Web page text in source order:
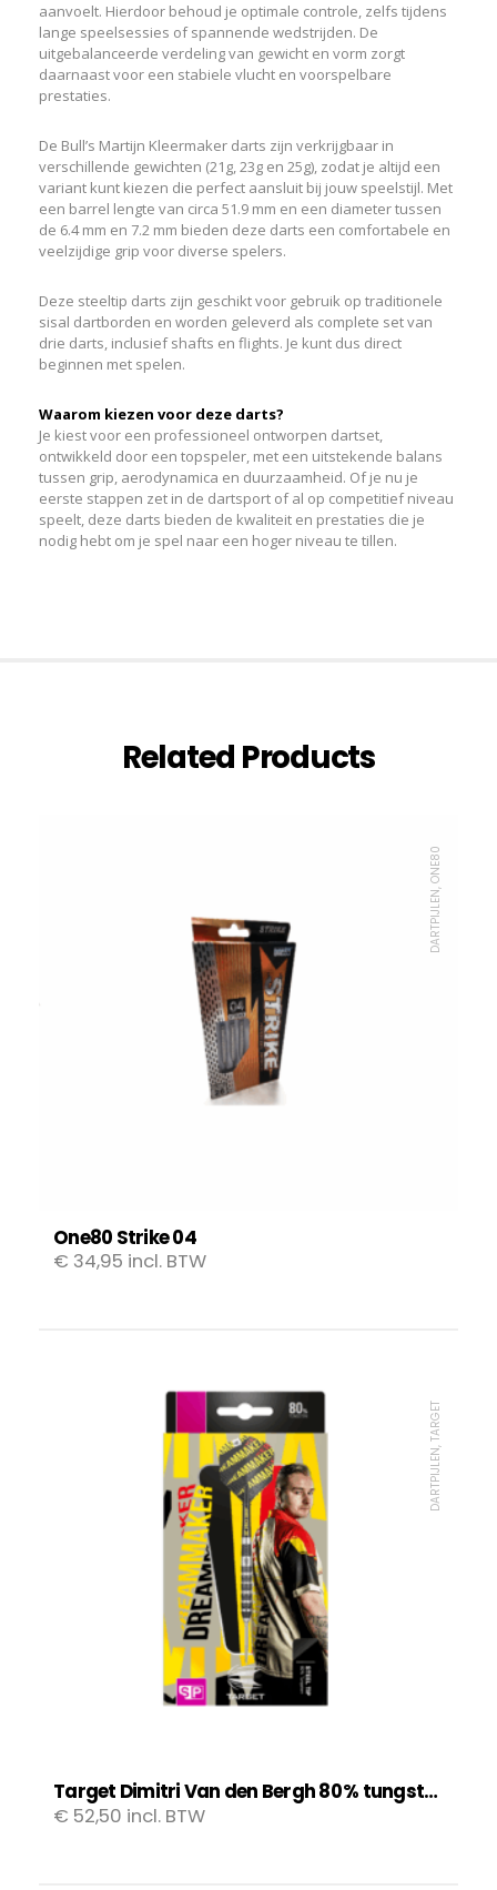
aanvoelt. Hierdoor behoud je optimale controle, zelfs tijdens
lange speelsessies of spannende wedstrijden. De
uitgebalanceerde verdeling van gewicht en vorm zorgt
daarnaast voor een stabiele vlucht en voorspelbare
prestaties.
De Bull’s Martijn Kleermaker darts zijn verkrijgbaar in
verschillende gewichten (21g, 23g en 25g), zodat je altijd een
variant kunt kiezen die perfect aansluit bij jouw speelstijl. Met
een barrel lengte van circa 51.9 mm en een diameter tussen
de 6.4 mm en 7.2 mm bieden deze darts een comfortabele en
veelzijdige grip voor diverse spelers.
Deze steeltip darts zijn geschikt voor gebruik op traditionele
sisal dartborden en worden geleverd als complete set van
drie darts, inclusief shafts en flights. Je kunt dus direct
beginnen met spelen.
Waarom kiezen voor deze darts?
Je kiest voor een professioneel ontworpen dartset,
ontwikkeld door een topspeler, met een uitstekende balans
tussen grip, aerodynamica en duurzaamheid. Of je nu je
eerste stappen zet in de dartsport of al op competitief niveau
speelt, deze darts bieden de kwaliteit en prestaties die je
nodig hebt om je spel naar een hoger niveau te tillen.
Related Products
One80 Strike 04
€ 34,95 incl. BTW
DARTPIJLEN, ONE80
Target Dimitri Van den Bergh 80 % tungsten Swiss Point
€ 52,50 incl. BTW
DARTPIJLEN, TARGET